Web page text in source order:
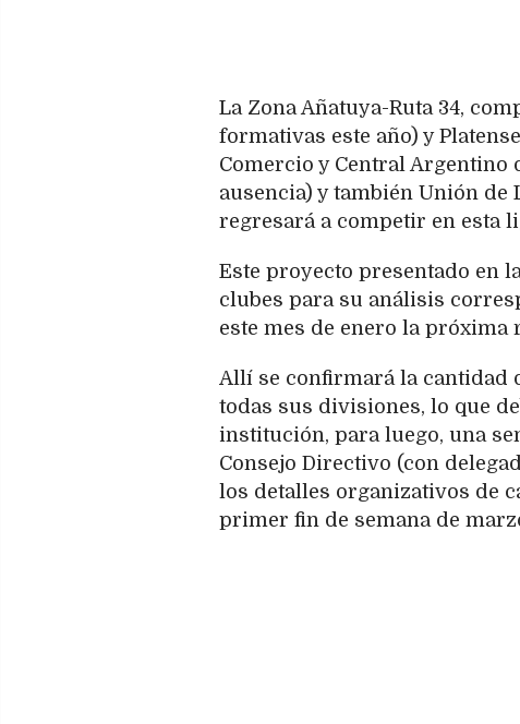
La Zona Añatuya-Ruta 34,
formativas este año) y
Comercio y Central Argentino
ausencia) y también Unión de
regresará a competir en esta
Este proyecto presentado en
clubes para su análisis
este mes de enero la próxima
Allí se confirmará la cantidad
todas sus divisiones, lo que
institución, para luego, una
Consejo Directivo (con
los detalles organizativos de
primer fin de semana de